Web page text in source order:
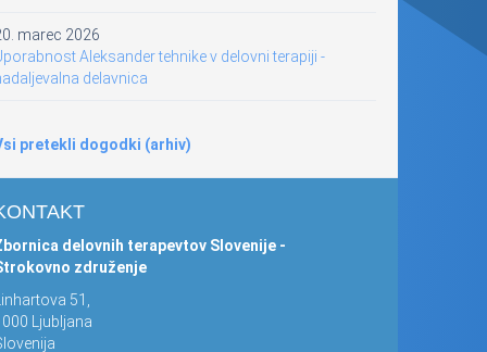
marec 2026
Aleksander tehnike v delovni terapiji -
delavnica
pretekli dogodki (arhiv)
delovnih terapevtov Slovenije -
združenje
Linhartova 51,
Ljubljana